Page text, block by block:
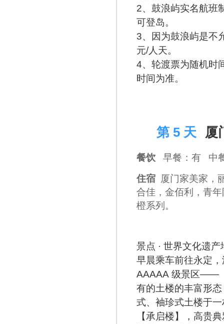
2、鼓浪屿实名航班
可登岛。
3、因为鼓浪屿是不
元/人天。
4、轮渡票为随机时
时间为准。
第 5 天 厦
餐饮
早餐：有 中
住宿 厦门家美家，
合佳，金佰利，青
橙系列。
景点 · 世界文化遗
早晨乘车前往永定
AAAAA 级景区——
有的土楼的丰富形
式、袖珍式土楼于
【承启楼】，高贵